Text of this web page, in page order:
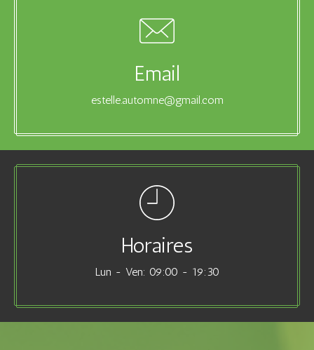
Email
estelle.automne@gmail.com
Horaires
Lun - Ven: 09:00 - 19:30